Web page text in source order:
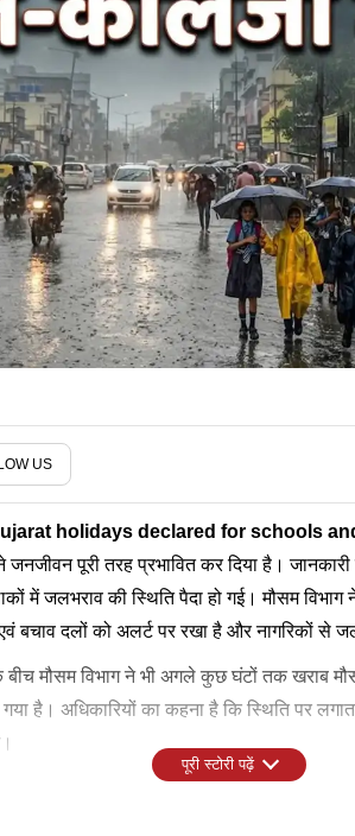
US
holidays declared for schools
जनजीवन पूरी तरह प्रभावित कर दिया है।
में जलभराव की स्थिति पैदा हो गई। मौसम विभाग
बचाव दलों को अलर्ट पर रखा है और नागरिकों से
के बीच मौसम विभाग ने भी अगले कुछ घंटों तक खराब
है। अधिकारियों का कहना है कि स्थिति पर
पूरी स्टोरी पढ़ें